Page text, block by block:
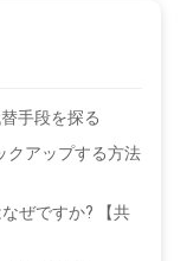
手段を探る
クアップする方法
ぜですか? 【共